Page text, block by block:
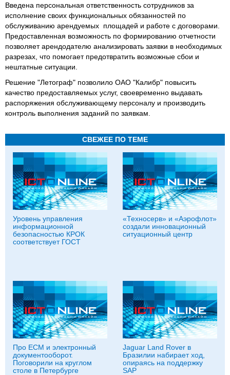
Введена персональная ответственность сотрудников за
исполнение своих функциональных обязанностей по
обслуживанию арендуемых площадей и работе с договорами.
Предоставленная возможность по формированию отчетности
позволяет арендодателю анализировать заявки в необходимых
разрезах, что помогает предотвратить возможные сбои и
нештатные ситуации.
Решение "Летограф" позволило ОАО "Калибр" повысить
качество предоставляемых услуг, своевременно выдавать
распоряжения обслуживающему персоналу и производить
контроль выполнения заданий по заявкам.
СВЕЖЕЕ ПО ТЕМЕ
Уровень управления
информационной
безопасностью КРОК
соответствует ГОСТ
«Техносерв» и «Аэрофлот»
создали инновационный
ситуационный центр
Про ECM и электронный
документооборот.
Поговорили на круглом
столе в Петербурге
Jaguar Land Rover в
Бразилии набирает ход,
опираясь на поддержку
SAP